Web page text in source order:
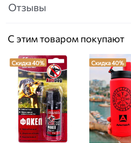
Отзывы
С этим товаром покупают
Скидка 40% Скидка 40%